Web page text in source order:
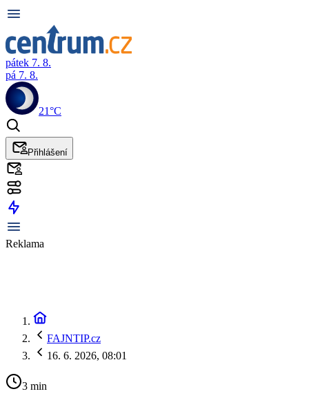
pátek 7. 8.
pá 7. 8.
21°C
Přihlášení
Reklama
FAJNTIP.cz
16. 6. 2026, 08:01
3 min